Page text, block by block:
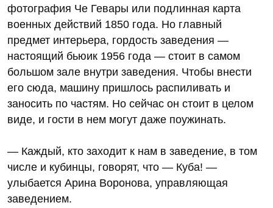
фотография Че Гевары или подлинная карта
военных действий 1850 года. Но главный
предмет интерьера, гордость заведения —
настоящий бьюик 1956 года — стоит в самом
большом зале внутри заведения. Чтобы внести
его сюда, машину пришлось распиливать и
заносить по частям. Но сейчас он стоит в целом
виде, и гости в нем могут даже поужинать.
— Каждый, кто заходит к нам в заведение, в том
числе и кубинцы, говорят, что — Куба! —
улыбается Арина Воронова, управляющая
заведением.